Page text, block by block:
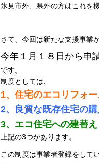
氷見市外、県外の方はこれを
さて、今回は新たな支援事業
今年１月１８日から申
です。
制度としては、
1、住宅のエコリフォ
2、良質な既存住宅の購
3、エコ住宅への建替え
上記の3つがあります。
この制度は事業者登録をして